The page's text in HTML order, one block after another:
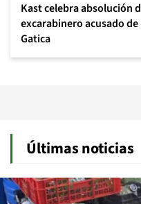
Kast celebra absolución
excarabinero acusado
Gatica
Últimas noticias